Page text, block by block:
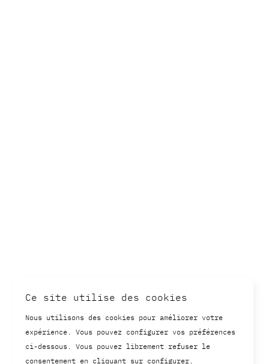
Ce site utilise des cookies
Nous utilisons des cookies pour améliorer votre
expérience. Vous pouvez configurer vos préférences
ci-dessous. Vous pouvez librement refuser le
consentement en cliquant sur configurer.